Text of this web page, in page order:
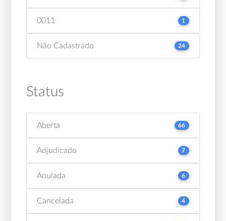
0011 1
Não Cadastrado 24
Status
Aberta 66
Adjudicado 7
Anulada 6
Cancelada 4